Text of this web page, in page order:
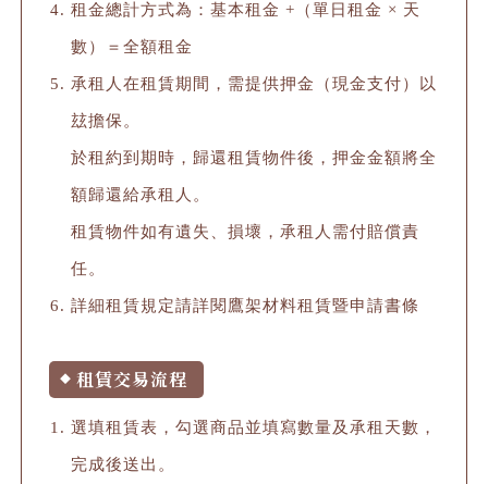
租金總計方式為：基本租金 +（單日租金 × 天
數）＝全額租金
承租人在租賃期間，需提供押金（現金支付）以
玆擔保。
於租約到期時，歸還租賃物件後，押金金額將全
額歸還給承租人。
租賃物件如有遺失、損壞，承租人需付賠償責
任。
詳細租賃規定請詳閱鷹架材料租賃暨申請書條
◆ 租賃交易流程
選填租賃表，勾選商品並填寫數量及承租天數，
完成後送出。